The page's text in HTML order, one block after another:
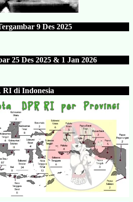
9 Des 2025
25 Des 2025 & 1 Jan 2026
RI di Indonesia